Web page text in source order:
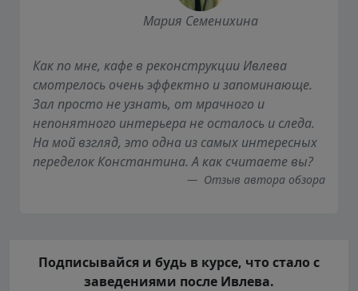
Мария Семенихина
Как по мне, кафе в реконструкции Ивлева
смотрелось очень эффектно и запоминающе.
Зал просто не узнать, от мрачного и
непонятного интерьера не осталось и следа.
На мой взгляд, это одна из самых интересных
переделок Константина. А как считаете вы?
Отзыв автора обзора
Подписывайся и будь в курсе, что стало с
заведениями после Ивлева.